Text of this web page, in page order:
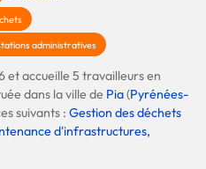
administratives
et accueille 5 travailleurs en
dans la ville de Pia(Pyrénées-
suivants : Gestion des déchets
d'infrastructures,